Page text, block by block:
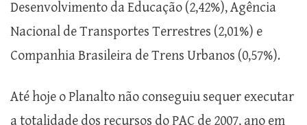
Desenvolvimento da Educação (2,42%), Agência
Nacional de Transportes Terrestres (2,01%) e
Companhia Brasileira de Trens Urbanos (0,57%).
Até hoje o Planalto não conseguiu sequer executar
a totalidade dos recursos do PAC de 2007, ano em